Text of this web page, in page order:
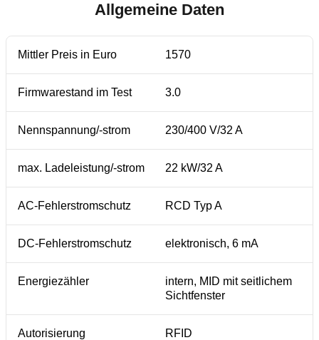
Allgemeine Daten
Mittler Preis in Euro 1570
Firmwarestand im Test 3.0
Nennspannung/-strom 230/400 V/32 A
max. Ladeleistung/-strom 22 kW/32 A
AC-Fehlerstromschutz RCD Typ A
DC-Fehlerstromschutz elektronisch, 6 mA
Energiezähler
intern, MID mit seitlichem
Sichtfenster
Autorisierung RFID